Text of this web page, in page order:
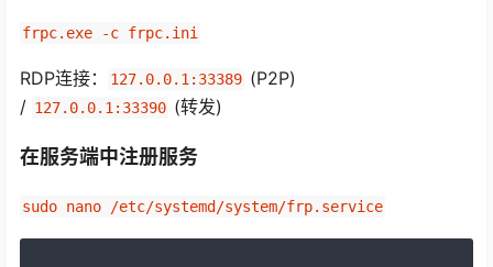
frpc.exe -c frpc.ini
RDP连接： 127.0.0.1:33389 (P2P)
/ 127.0.0.1:33390 (转发)
在服务端中注册服务
sudo nano /etc/systemd/system/frp.service